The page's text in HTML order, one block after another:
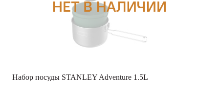
Набор посуды STANLEY Adventure 1.5L